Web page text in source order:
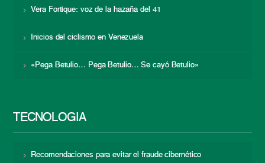
Vera Fortique: voz de la hazaña del 41
Inicios del ciclismo en Venezuela
«Pega Betulio… Pega Betulio… Se cayó Betulio»
TECNOLOGÍA
Recomendaciones para evitar el fraude cibernético